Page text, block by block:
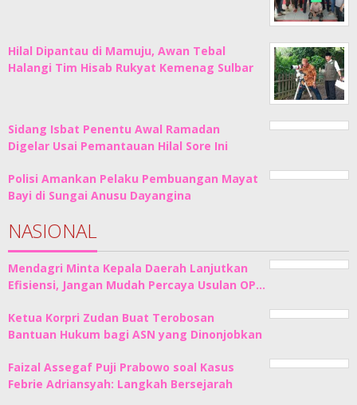
Hilal Dipantau di Mamuju, Awan Tebal
Halangi Tim Hisab Rukyat Kemenag Sulbar
Sidang Isbat Penentu Awal Ramadan
Digelar Usai Pemantauan Hilal Sore Ini
Polisi Amankan Pelaku Pembuangan Mayat
Bayi di Sungai Anusu Dayangina
NASIONAL
Mendagri Minta Kepala Daerah Lanjutkan
Efisiensi, Jangan Mudah Percaya Usulan OP…
Ketua Korpri Zudan Buat Terobosan
Bantuan Hukum bagi ASN yang Dinonjobkan
Faizal Assegaf Puji Prabowo soal Kasus
Febrie Adriansyah: Langkah Bersejarah